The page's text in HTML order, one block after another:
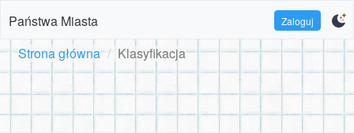
Państwa Miasta Zaloguj
Strona główna Klasyfikacja